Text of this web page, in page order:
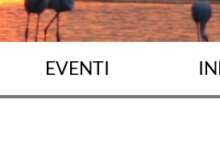
EVENTI